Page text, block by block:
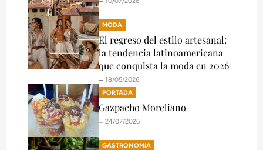
MODA
El regreso del estilo artesanal:
la tendencia latinoamericana
que conquista la moda en 2026
🗕️ 18/05/2026
PORTADA
Gazpacho Moreliano
🗕️ 24/07/2026
GASTRONOMíA